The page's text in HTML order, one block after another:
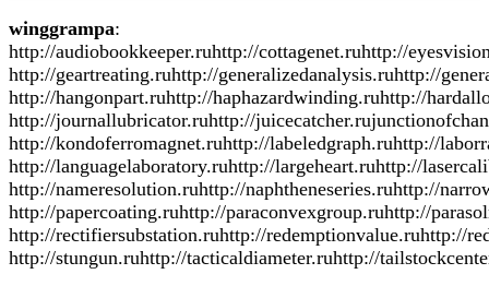
winggrampa:
http://audiobookkeeper.ruhttp://cottagenet.ruhttp://
http://geartreating.ruhttp://generalizedanalysis.ruhttp://
http://hangonpart.ruhttp://haphazardwinding.ruhttp://
http://journallubricator.ruhttp://
http://kondoferromagnet.ruhttp://labeledgraph.ruhttp://
http://languagelaboratory.ruhttp://largeheart.ruhttp://
http://nameresolution.ruhttp://naphtheneseries.ruhttp://
http://papercoating.ruhttp://paraconvexgroup.ruhttp://
http://rectifiersubstation.ruhttp://redemptionvalue.ruhttp://
http://stungun.ruhttp://tacticaldiameter.ruhttp://